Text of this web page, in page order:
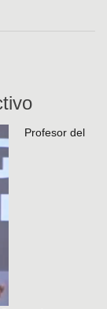
Profesor del